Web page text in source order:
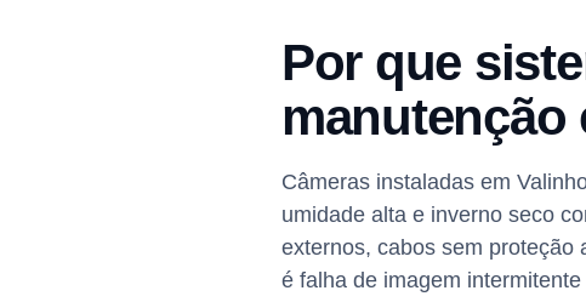
Por que
manutenção
Câmeras instaladas em
umidade alta e inverno seco
externos, cabos sem proteção
é falha de imagem